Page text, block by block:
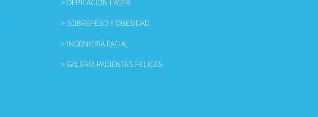
> DEPILACIÓN LÁSER
> SOBREPESO Y OBESIDAD
> INGENIERÍA FACIAL
> GALERÍA PACIENTES FELICES